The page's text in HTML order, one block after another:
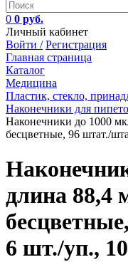
0 0 руб.
Личный кабинет
Войти / Регистрация
Главная страница
Каталог
Медицина
Пластик, стекло,
Наконечники для
Наконечники до 1000
бесцветные, 96 штат./
длина 88,4
6 шт./уп.,